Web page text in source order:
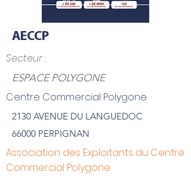
AECCP
Secteur :
ESPACE POLYGONE
Centre Commercial Polygone
2130 AVENUE DU LANGUEDOC
66000 PERPIGNAN
Association des Exploitants du Centre
Commercial Polygone